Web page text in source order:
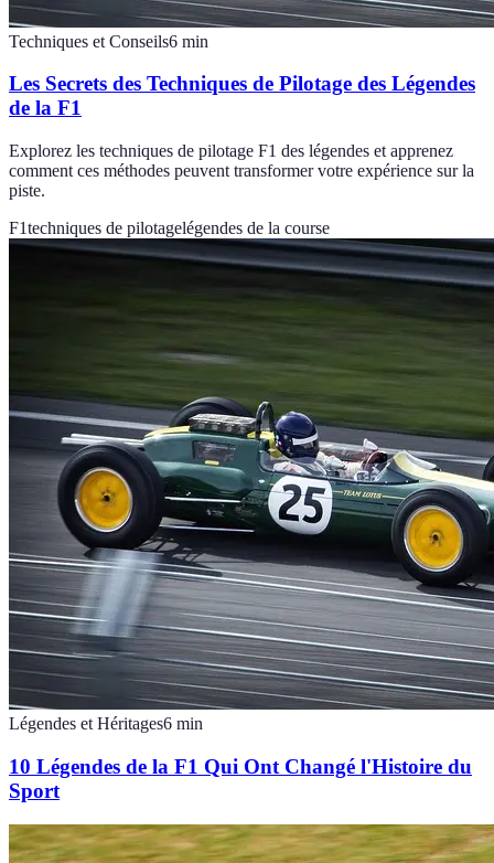
Techniques et Conseils6 min
Les Secrets des Techniques de Pilotage des Légendes
de la F1
Explorez les techniques de pilotage F1 des légendes et apprenez
comment ces méthodes peuvent transformer votre expérience sur la
piste.
F1techniques de pilotagelégendes de la course
Légendes et Héritages6 min
10 Légendes de la F1 Qui Ont Changé l'Histoire du
Sport